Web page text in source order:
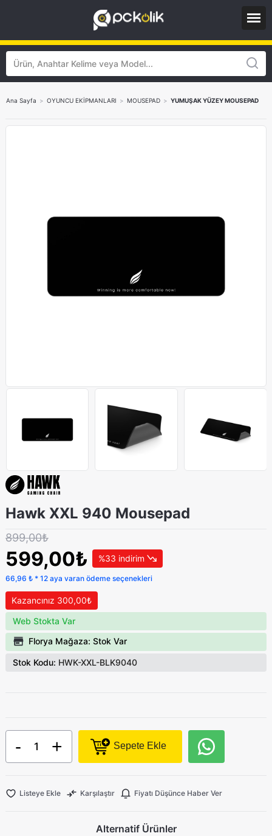
Ana Sayfa > OYUNCU EKİPMANLARI > MOUSEPAD > YUMUŞAK YÜZEY MOUSEPAD
Hawk XXL 940 Mousepad
899,00₺
599,00₺ %33 indirim
66,96 ₺ * 12 aya varan ödeme seçenekleri
Kazancınız 300,00₺
Web Stokta Var
Florya Mağaza: Stok Var
Stok Kodu: HWK-XXL-BLK9040
- + Sepete Ekle
Listeye Ekle Karşılaştır Fiyatı Düşünce Haber Ver
Alternatif Ürünler